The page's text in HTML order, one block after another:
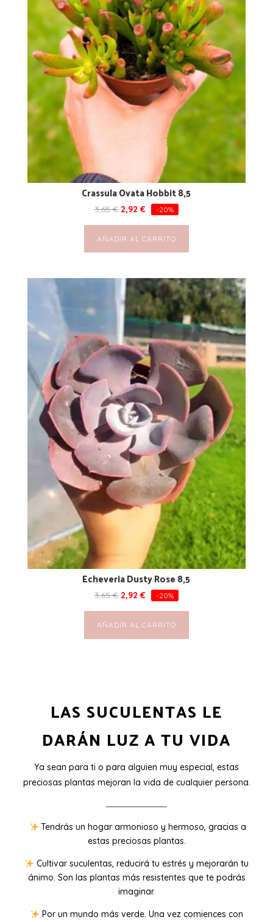
Crassula Ovata Hobbit 8,5
3,65€ 2,92 € -20%
AÑADIR AL CARRITO
Echeveria Dusty Rose 8,5
3,65€ 2,92 € -20%
AÑADIR AL CARRITO
LAS SUCULENTAS LE
DARÁN LUZ A TU VIDA
Ya sean para ti o para alguien muy especial, estas
preciosas plantas mejoran la vida de cualquier persona.
Tendrás un hogar armonioso y hermoso, gracias a
estas preciosas plantas.
Cultivar suculentas, reducirá tu estrés y mejorarán tu
ánimo. Son las plantas más resistentes que te podrás
imaginar.
Por un mundo más verde. Una vez comiences con